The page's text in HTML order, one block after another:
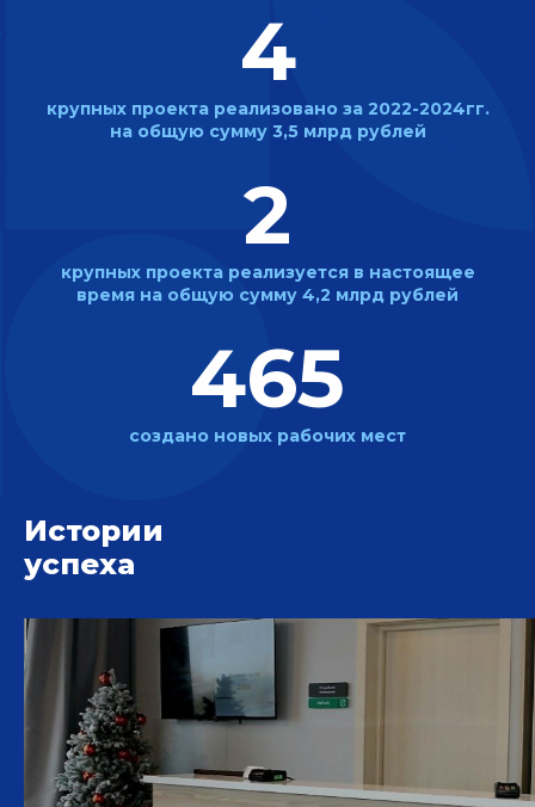
4
крупных проекта реализовано за 2022-2024гг.
на общую сумму 3,5 млрд рублей
2
крупных проекта реализуется в настоящее
время на общую сумму 4,2 млрд рублей
465
создано новых рабочих мест
Истории
успеха